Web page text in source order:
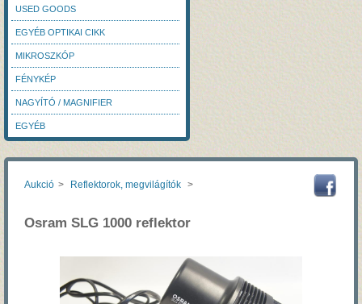
USED GOODS
EGYÉB OPTIKAI CIKK
MIKROSZKÓP
FÉNYKÉP
NAGYÍTÓ / MAGNIFIER
EGYÉB
Aukció > Reflektorok, megvilágítók >
Osram SLG 1000 reflektor